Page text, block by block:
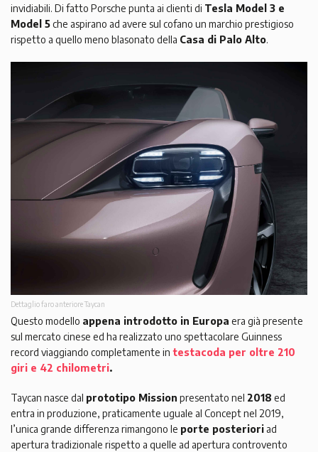
invidiabili. Di fatto Porsche punta ai clienti di Tesla Model 3 e
Model 5che aspirano ad avere sul cofano un marchio prestigioso
rispetto a quello meno blasonato della Casa di Palo Alto.
Dettaglio faro anteriore Taycan
Questo modello appena introdotto in Europa era già presente
sul mercato cinese ed ha realizzato uno spettacolare Guinness
record viaggiando completamente in testacoda per oltre 210
giri e 42 chilometri.
Taycan nasce dal prototipo Mission presentato nel 2018 ed
entra in produzione, praticamente uguale al Concept nel 2019,
l’unica grande differenza rimangono le porte posteriori ad
apertura tradizionale rispetto a quelle ad apertura controvento